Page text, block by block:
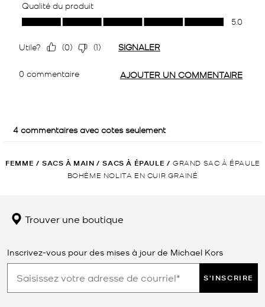
FEMME / SACS À MAIN / SACS À ÉPAULE / GRAND SAC À ÉPAULE
BOHÈME NOLITA EN CUIR GRAINÉ
Trouver une boutique
Inscrivez-vous pour des mises à jour de Michael Kors
S'INSCRIRE